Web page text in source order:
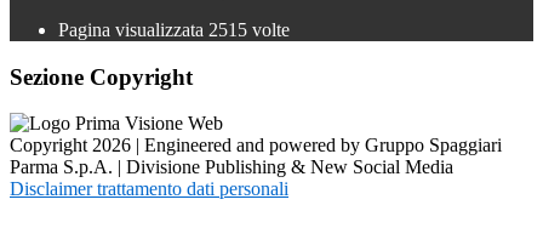
Pagina visualizzata 2515 volte
Sezione Copyright
Copyright 2026 | Engineered and powered by Gruppo Spaggiari
Parma S.p.A. | Divisione Publishing & New Social Media
Disclaimer trattamento dati personali